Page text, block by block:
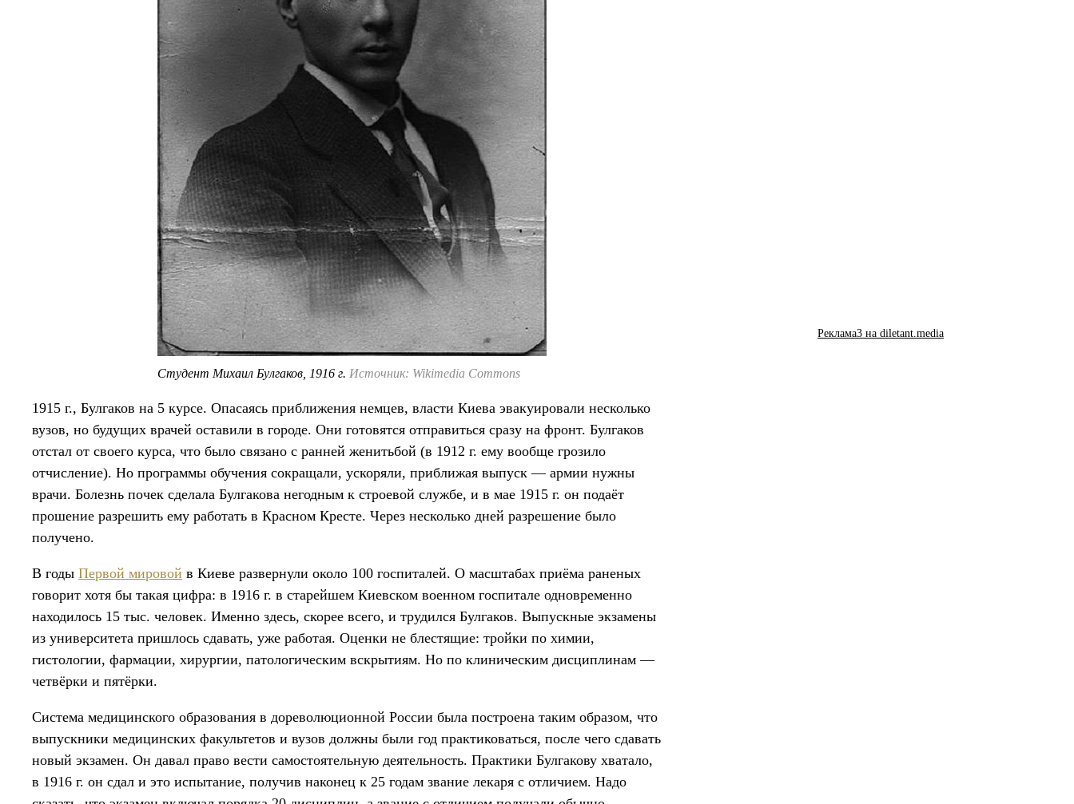
Студент Михаил Булгаков, 1916 г. Источник: Wikimedia Commons
1915 г., Булгаков на 5 курсе. Опасаясь приближения немцев, власти Киева эвакуировали несколько
вузов, но будущих врачей оставили в городе. Они готовятся отправиться сразу на фронт. Булгаков
отстал от своего курса, что было связано с ранней женитьбой (в 1912 г. ему вообще грозило
отчисление). Но программы обучения сокращали, ускоряли, приближая выпуск — армии нужны
врачи. Болезнь почек сделала Булгакова негодным к строевой службе, и в мае 1915 г. он подаёт
прошение разрешить ему работать в Красном Кресте. Через несколько дней разрешение было
получено.
В годы Первой мировой в Киеве развернули около 100 госпиталей. О масштабах приёма раненых
говорит хотя бы такая цифра: в 1916 г. в старейшем Киевском военном госпитале одновременно
находилось 15 тыс. человек. Именно здесь, скорее всего, и трудился Булгаков. Выпускные экзамены
из университета пришлось сдавать, уже работая. Оценки не блестящие: тройки по химии,
гистологии, фармации, хирургии, патологическим вскрытиям. Но по клиническим дисциплинам —
четвёрки и пятёрки.
Система медицинского образования в дореволюционной России была построена таким образом, что
выпускники медицинских факультетов и вузов должны были год практиковаться, после чего сдавать
новый экзамен. Он давал право вести самостоятельную деятельность. Практики Булгакову хватало,
в 1916 г. он сдал и это испытание, получив наконец к 25 годам звание лекаря с отличием. Надо
Реклама3 на diletant.media